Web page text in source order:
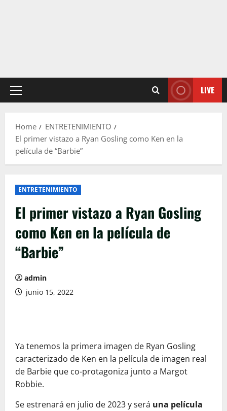
Primary
LIVE
Home
ENTRETENIMIENTO
El primer vistazo a Ryan Gosling como Ken en la
película de “Barbie”
ENTRETENIMIENTO
El primer vistazo a Ryan Gosling
como Ken en la película de
“Barbie”
admin
junio 15, 2022
Ya tenemos la primera imagen de Ryan Gosling
caracterizado de Ken en la película de imagen real
de Barbie que co-protagoniza junto a Margot
Robbie.
Se estrenará en julio de 2023 y será una película